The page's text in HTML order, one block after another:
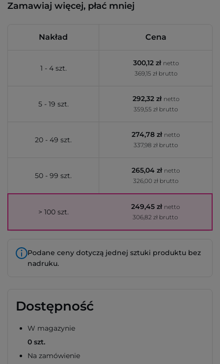
Zamawiaj więcej, płać mniej
Nakład Cena
1 - 4 szt.
300,12 zł netto
369,15 zł brutto
5 - 19 szt.
292,32 zł netto
359,55 zł brutto
20 - 49 szt.
274,78 zł netto
337,98 zł brutto
50 - 99 szt.
265,04 zł netto
326,00 zł brutto
> 100 szt.
249,45 zł netto
306,82 zł brutto
Podane ceny dotyczą jednej sztuki produktu bez
nadruku.
Dostępność
W magazynie
0 szt.
Na zamówienie